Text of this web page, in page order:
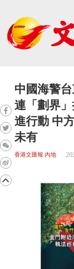
中國海警
連「劃界
進行動 中
未有
香港文匯報 內地